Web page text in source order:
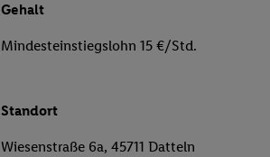
Gehalt
Mindesteinstiegslohn 15 €/Std.
Standort
Wiesenstraße 6a, 45711 Datteln